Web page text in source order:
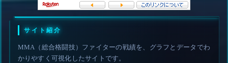
サイト紹介
MMA（総合格闘技）ファイターの戦績を、グラフとデータでわ
かりやすく可視化したサイトです。